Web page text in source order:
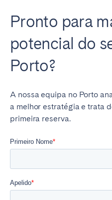
Pronto para
potencial do
Porto?
A nossa equipa no Porto
a melhor estratégia e trata
primeira reserva.